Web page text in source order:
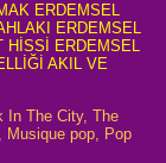
ERDEMSEL
ERDEMSEL
HİSSİ ERDEMSEL
AKIL VE
In The City, The
Musique pop, Pop